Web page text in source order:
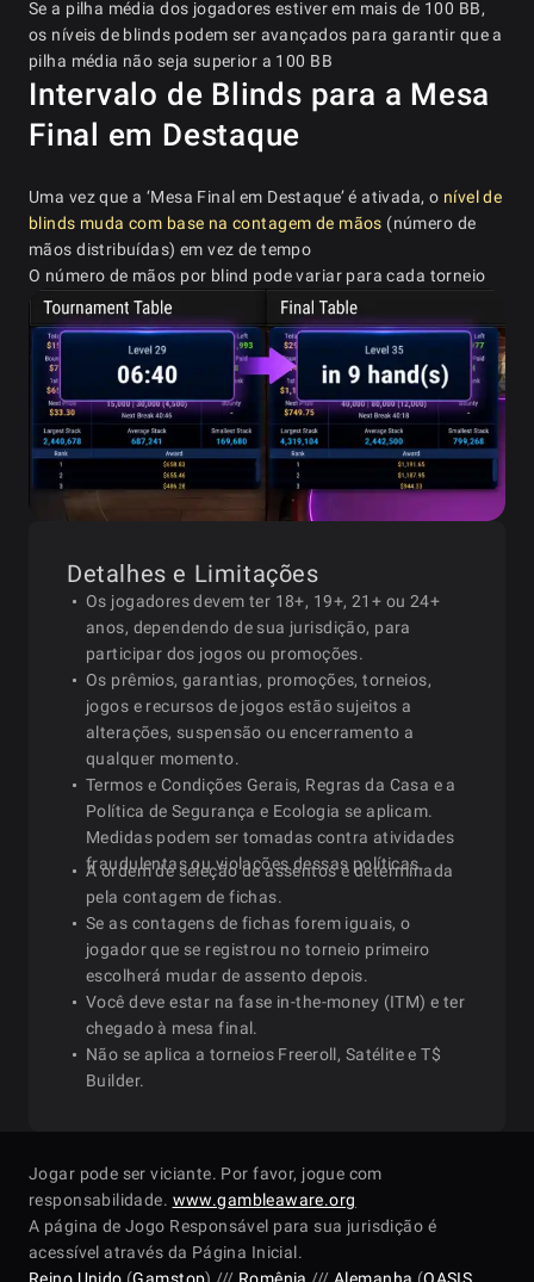
Se a pilha média dos jogadores estiver em mais de 100 BB,
os níveis de blinds podem ser avançados para garantir que a
pilha média não seja superior a 100 BB
Intervalo de Blinds para a Mesa
Final em Destaque
Uma vez que a ‘Mesa Final em Destaque’ é ativada, o nível de
blinds muda com base na contagem de mãos (número de
mãos distribuídas) em vez de tempo
O número de mãos por blind pode variar para cada torneio
Detalhes e Limitações
Os jogadores devem ter 18+, 19+, 21+ ou 24+
anos, dependendo de sua jurisdição, para
participar dos jogos ou promoções.
Os prêmios, garantias, promoções, torneios,
jogos e recursos de jogos estão sujeitos a
alterações, suspensão ou encerramento a
qualquer momento.
Termos e Condições Gerais, Regras da Casa e a
Política de Segurança e Ecologia se aplicam.
Medidas podem ser tomadas contra atividades
fraudulentas ou violações dessas políticas.
A ordem de seleção de assentos é determinada
pela contagem de fichas.
Se as contagens de fichas forem iguais, o
jogador que se registrou no torneio primeiro
escolherá mudar de assento depois.
Você deve estar na fase in-the-money (ITM) e ter
chegado à mesa final.
Não se aplica a torneios Freeroll, Satélite e T$
Builder.
Jogar pode ser viciante. Por favor, jogue com
responsabilidade. www.gambleaware.org
A página de Jogo Responsável para sua jurisdição é
acessível através da Página Inicial.